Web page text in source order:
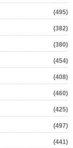
(495)
(382)
(380)
(454)
(408)
(460)
(425)
(497)
(441)